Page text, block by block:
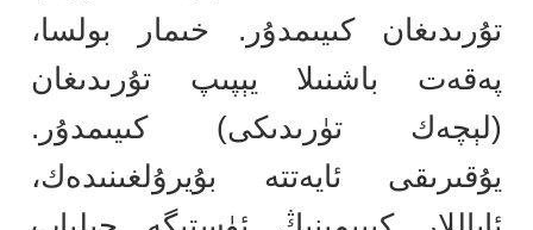
تۇرىدىغان كىيىمدۇر. خىمار بولسا،
پەقەت باشنىلا يېپىپ تۇرىدىغان
(لېچەك تۈرىدىكى) كىيىمدۇر.
يۇقىرىقى ئايەتتە بۇيرۇلغىنىدەك،